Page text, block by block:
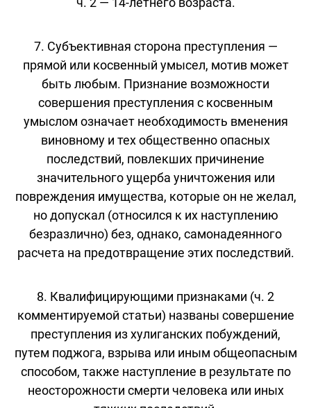
7. Субъективная сторона преступления —
прямой или косвенный умысел, мотив может
быть любым. Признание возможности
совершения преступления с косвенным
умыслом означает необходимость вменения
виновному и тех общественно опасных
последствий, повлекших причинение
значительного ущерба уничтожения или
повреждения имущества, которые он не желал,
но допускал (относился к их наступлению
безразлично) без, однако, самонадеянного
расчета на предотвращение этих последствий.
8. Квалифицирующими признаками (ч. 2
комментируемой статьи) названы совершение
преступления из хулиганских побуждений,
путем поджога, взрыва или иным общеопасным
способом, также наступление в результате по
неосторожности смерти человека или иных